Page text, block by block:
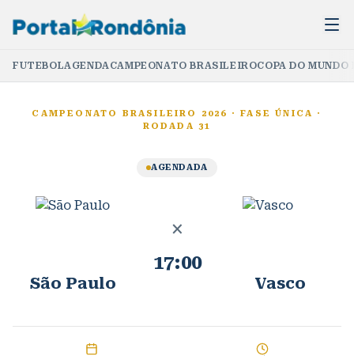
FUTEBOLAGENDACAMPEONATO BRASILEIROCOPA DO
CAMPEONATO BRASILEIRO 2026 ·FASE ÚNICA
·
RODADA 31
AGENDADA
São Paulo
×
17:00
Vasco